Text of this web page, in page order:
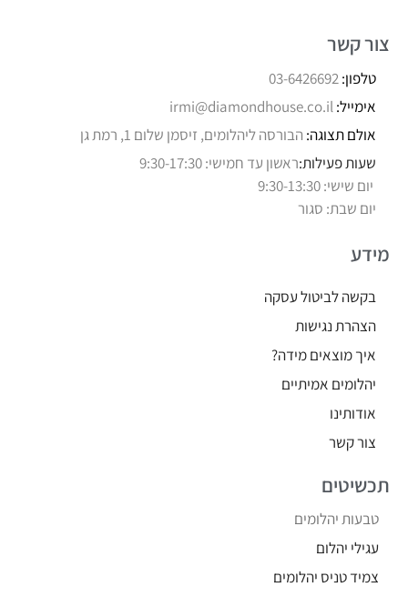
צור קשר
טלפון:03-6426692
אימייל:irmi@diamondhouse.co.il
אולם תצוגה: הבורסה ליהלומים, זיסמן שלום 1, רמת גן
שעות פעילות:ראשון עד חמישי: 9:30-17:30
יום שישי: 9:30-13:30
יום שבת: סגור
מידע
בקשה לביטול עסקה
הצהרת נגישות
איך מוצאים מידה?
יהלומים אמיתיים
אודותינו
צור קשר
תכשיטים
טבעות יהלומים
עגילי יהלום
צמיד טניס יהלומים